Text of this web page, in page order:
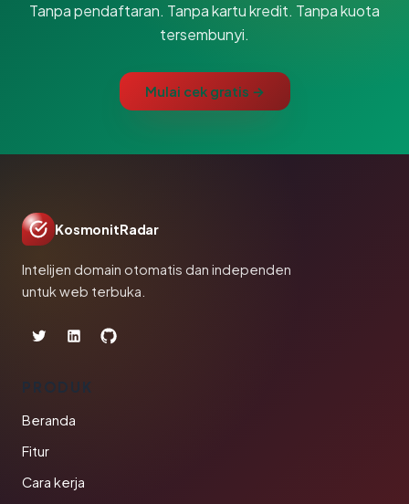
Tanpa pendaftaran. Tanpa kartu kredit. Tanpa kuota
tersembunyi.
Mulai cek gratis →
KosmonitRadar
Intelijen domain otomatis dan independen
untuk web terbuka.
PRODUK
Beranda
Fitur
Cara kerja